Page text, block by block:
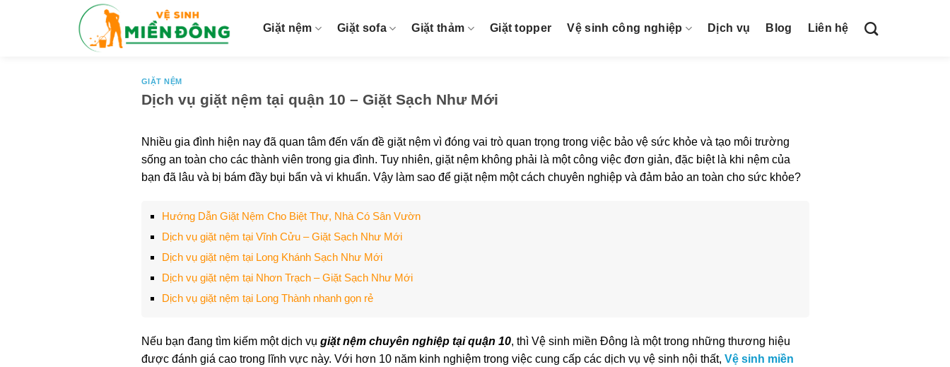
Giặt nệm Giặt sofa Giặt thảm Giặt topper Vệ sinh công nghiệp Dịch vụ Blog Liên hệ
GIẶT NỆM
Dịch vụ giặt nệm tại quận 10 – Giặt Sạch Như Mới
Nhiều gia đình hiện nay đã quan tâm đến vấn đề giặt nệm vì đóng vai trò quan trọng trong việc bảo vệ sức khỏe và tạo môi trường
sống an toàn cho các thành viên trong gia đình. Tuy nhiên, giặt nệm không phải là một công việc đơn giản, đặc biệt là khi nệm của
bạn đã lâu và bị bám đầy bụi bẩn và vi khuẩn. Vậy làm sao để giặt nệm một cách chuyên nghiệp và đảm bảo an toàn cho sức khỏe?
Hướng Dẫn Giặt Nệm Cho Biệt Thự, Nhà Có Sân Vườn
Dịch vụ giặt nệm tại Vĩnh Cửu – Giặt Sạch Như Mới
Dịch vụ giặt nệm tại Long Khánh Sạch Như Mới
Dịch vụ giặt nệm tại Nhơn Trạch – Giặt Sạch Như Mới
Dịch vụ giặt nệm tại Long Thành nhanh gọn rẻ
Nếu bạn đang tìm kiếm một dịch vụ giặt nệm chuyên nghiệp tại quận 10, thì Vệ sinh miền Đông là một trong những thương hiệu
được đánh giá cao trong lĩnh vực này. Với hơn 10 năm kinh nghiệm trong việc cung cấp các dịch vụ vệ sinh nội thất, Vệ sinh miền